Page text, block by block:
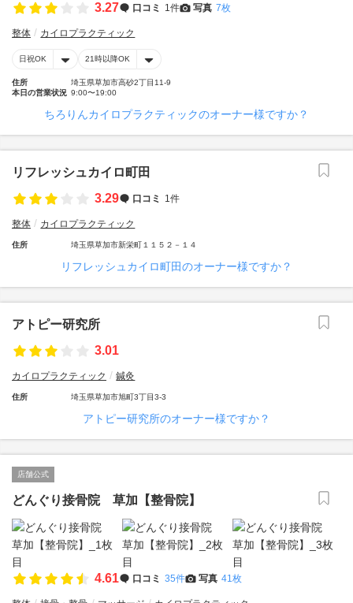
3.27 口コミ 1件 写真 7枚
整体 カイロプラクティック
日祝OK 21時以降OK
住所
埼玉県草加市高砂2丁目11‐9
本日の営業状況 9:00〜19:00
ちろりんカイロプラクティックのオーナー様ですか？
リフレッシュカイロ町田
3.29
口コミ 1件
整体 カイロプラクティック
住所 埼玉県草加市新栄町１１５２－１４
リフレッシュカイロ町田のオーナー様ですか？
アトピー研究所
3.01
カイロプラクティック 鍼灸
住所 埼玉県草加市旭町3丁目3-3
アトピー研究所のオーナー様ですか？
店舗公式
どんぐり接骨院 草加【整骨院】
4.61 口コミ 35件 写真 41枚